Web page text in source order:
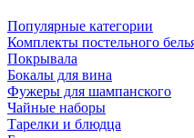
Популярные категории
Комплекты постельного
Покрывала
Бокалы для вина
Фужеры для шампанского
Чайные наборы
Тарелки и блюдца